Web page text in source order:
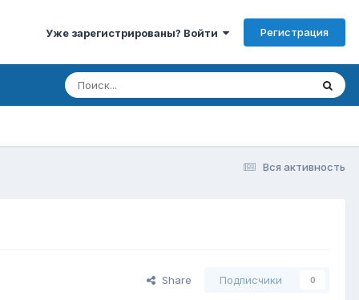
Уже зарегистрированы? Войти Регистрация
Вся активность
Share Подписчики 0